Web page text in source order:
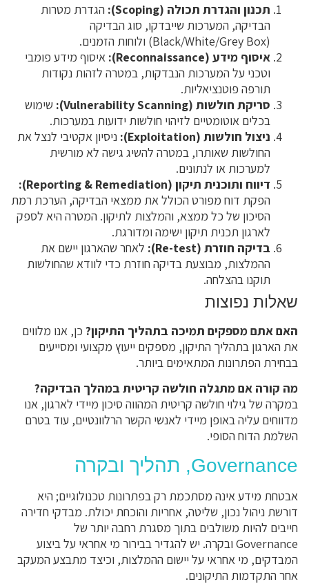
תכנון והגדרת תכולה (Scoping):
הגדרת מטרות
הבדיקה, המערכות שייבדקו, סוג הבדיקה
(Black/White/Grey Box) ולוחות הזמנים.
איסוף מידע (Reconnaissance):
איסוף מידע פומבי
וטכני על המערכות הנבדקות, במטרה לזהות נקודות
תורפה פוטנציאליות.
סריקת חולשות (Vulnerability Scanning):
שימוש
בכלים אוטומטיים לזיהוי חולשות ידועות במערכות.
ניצול חולשות (Exploitation):
ניסיון אקטיבי לנצל את
החולשות שאותרו, במטרה להשיג גישה לא מורשית
למערכות או לנתונים.
דיווח ותוכנית תיקון (Reporting & Remediation):
הפקת דוח מפורט הכולל את ממצאי הבדיקה, הערכת רמת
הסיכון של כל ממצא, והמלצות לתיקון. המטרה היא לספק
לארגון תכנית תיקון ישימה ומדורגת.
בדיקה חוזרת (Re-test):
לאחר שהארגון יישם את
ההמלצות, מבוצעת בדיקה חוזרת כדי לוודא שהחולשות
תוקנו בהצלחה.
שאלות נפוצות
האם אתם מספקים תמיכה בתהליך התיקון? כן, אנו מלווים
את הארגון בתהליך התיקון, מספקים ייעוץ מקצועי ומסייעים
בבחירת הפתרונות המתאימים ביותר.
מה קורה אם מתגלה חולשה קריטית במהלך הבדיקה?
במקרה של גילוי חולשה קריטית המהווה סיכון מיידי לארגון, אנו
מדווחים עליה באופן מיידי לאנשי הקשר הרלוונטיים, עוד בטרם
השלמת הדוח הסופי.
Governance, תהליך ובקרה
אבטחת מידע אינה מסתכמת רק בפתרונות טכנולוגיים; היא
דורשת ניהול נכון, שליטה, אחריות והוכחת יכולת. מבדקי חדירה
חייבים להיות משולבים בתוך מסגרת רחבה יותר של
Governance ובקרה. יש להגדיר בבירור מי אחראי על ביצוע
המבדקים, מי אחראי על יישום ההמלצות, וכיצד מתבצע המעקב
אחר התקדמות התיקונים.